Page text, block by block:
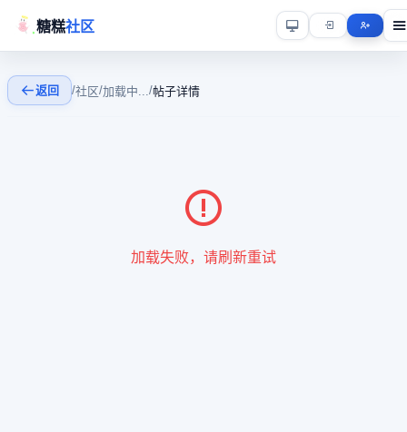
糖糕社区
返回 /社区/加载中.../帖子详情
加载失败，请刷新重试